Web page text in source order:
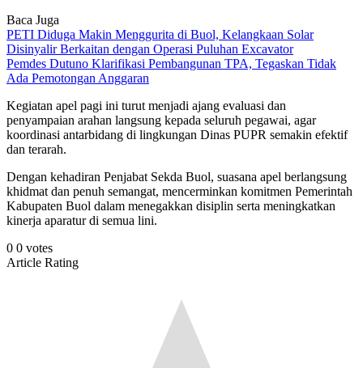
Baca Juga
PETI Diduga Makin Menggurita di Buol, Kelangkaan Solar
Disinyalir Berkaitan dengan Operasi Puluhan Excavator
Pemdes Dutuno Klarifikasi Pembangunan TPA, Tegaskan Tidak
Ada Pemotongan Anggaran
Kegiatan apel pagi ini turut menjadi ajang evaluasi dan
penyampaian arahan langsung kepada seluruh pegawai, agar
koordinasi antarbidang di lingkungan Dinas PUPR semakin efektif
dan terarah.
Dengan kehadiran Penjabat Sekda Buol, suasana apel berlangsung
khidmat dan penuh semangat, mencerminkan komitmen Pemerintah
Kabupaten Buol dalam menegakkan disiplin serta meningkatkan
kinerja aparatur di semua lini.
0 0 votes
Article Rating